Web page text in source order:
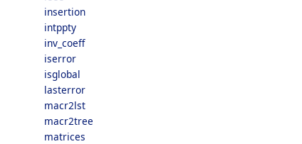
insertion
intppty
inv_coeff
iserror
isglobal
lasterror
macr2lst
macr2tree
matrices